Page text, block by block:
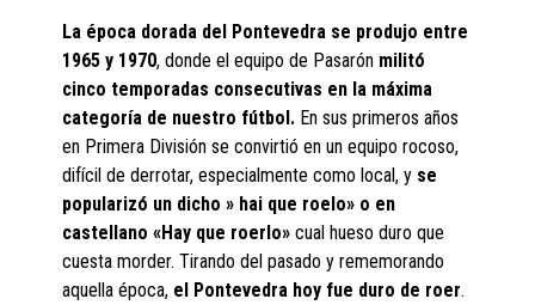
La época dorada del Pontevedra se produjo entre
1965 y 1970, donde el equipo de Pasarón militó
cinco temporadas consecutivas en la máxima
categoría de nuestro fútbol. En sus primeros años
en Primera División se convirtió en un equipo rocoso,
difícil de derrotar, especialmente como local, y se
popularizó un dicho » hai que roelo» o en
castellano «Hay que roerlo»cual hueso duro que
cuesta morder. Tirando del pasado y rememorando
aquella época, el Pontevedra hoy fue duro de roer.